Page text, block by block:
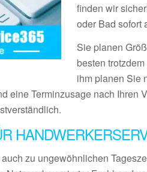
finden wir
oder Bad sofort
Sie planen
besten
ihm planen Sie
eine Terminzusage nach Ihren
zu ungewöhnlichen